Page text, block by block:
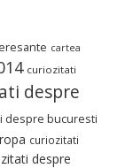
cartea
curiozitati
despre
despre bucuresti
curiozitati
despre